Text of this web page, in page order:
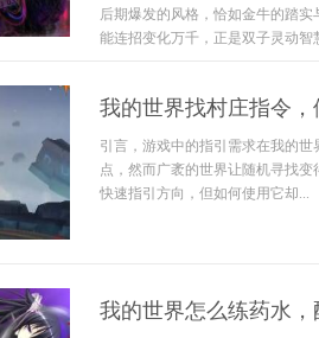
后期爆发的风格，恰如金牛的踏
能连招变化万千，正是双子灵动智
我的世界找村庄指令
引言，游戏中的指引需求在我的
点，然而广袤的世界让随机寻找
快速指引方向，但如何使用它却...
我的世界怎么练药水